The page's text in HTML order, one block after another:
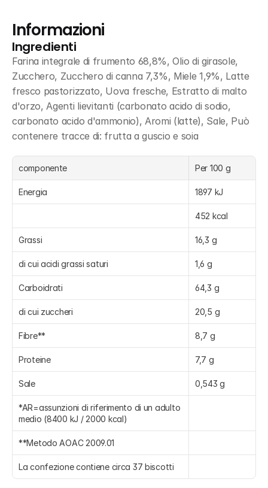
Informazioni
Ingredienti
Farina integrale di frumento 68,8%, Olio di girasole,
Zucchero, Zucchero di canna 7,3%, Miele 1,9%, Latte
fresco pastorizzato, Uova fresche, Estratto di malto
d'orzo, Agenti lievitanti (carbonato acido di sodio,
carbonato acido d'ammonio), Aromi (latte), Sale, Può
contenere tracce di: frutta a guscio e soia
componente Per 100 g
Energia 1897 kJ
452 kcal
Grassi 16,3 g
di cui acidi grassi saturi 1,6 g
Carboidrati 64,3 g
di cui zuccheri 20,5 g
Fibre** 8,7 g
Proteine 7,7 g
Sale 0,543 g
*AR=assunzioni di riferimento di un adulto
medio (8400 kJ / 2000 kcal)
**Metodo AOAC 2009.01
La confezione contiene circa 37 biscotti